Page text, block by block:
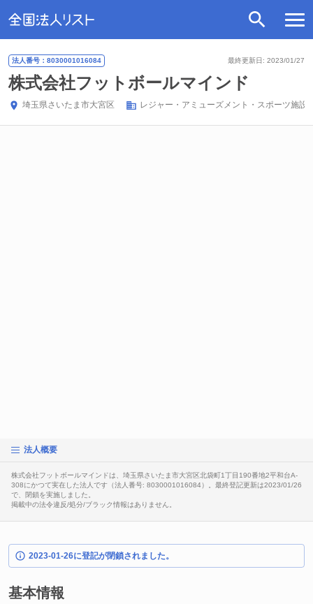
最終更新日: 2023/01/27
法人番号：8030001016084
株式会社フットボールマインド
埼玉県さいたま市大宮区 レジャー・アミューズメント・スポーツ施設(
法人概要
株式会社フットボールマインドは、埼玉県さいたま市大宮区北袋町1丁目190番地2平和台A-
308にかつて実在した法人です（法人番号: 8030001016084）。最終登記更新は2023/01/26
で、閉鎖を実施しました。
掲載中の法令違反/処分/ブラック情報はありません。
2023-01-26に登記が閉鎖されました。
基本情報